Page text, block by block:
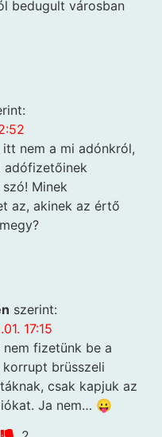
bedugult városban
itt nem a mi adónkról,
adófizetőinek
Minek
az, akinek az értő
szerint:
17:15
fizetünk be a
brüsszeli
csak kapjuk az
Ja nem… 😛